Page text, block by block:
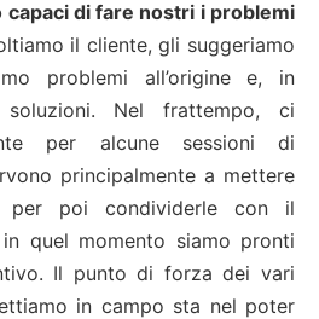
capaci di fare nostri i problemi
il cliente, gli suggeriamo
problemi all’origine e, in
soluzioni. Nel frattempo, ci
per alcune sessioni di
principalmente a mettere
poi condividerle con il
quel momento siamo pronti
Il punto di forza dei vari
in campo sta nel poter